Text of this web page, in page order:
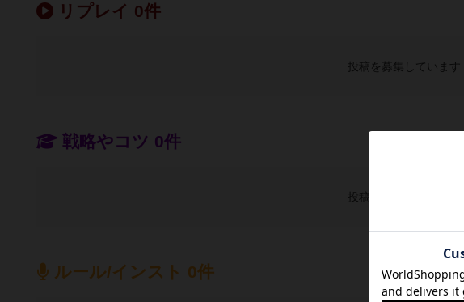
リプレイ 0件
投稿を募集しています
戦略やコツ 0件
投稿を募集しています
ルール/インスト 0件